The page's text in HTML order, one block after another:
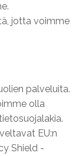
jotta voimme
palveluita.
olla
EU:n
Shield -